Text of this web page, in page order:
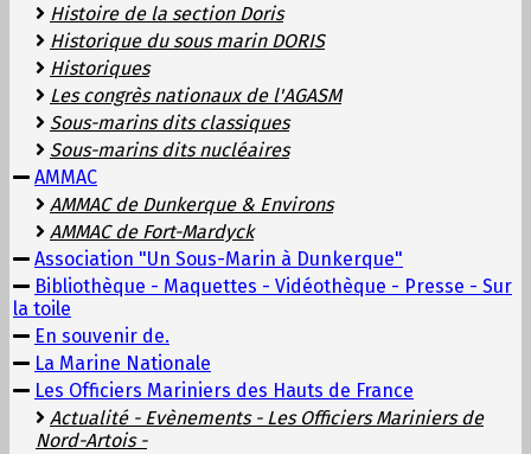
Histoire de la section Doris
Historique du sous marin DORIS
Historiques
Les congrès nationaux de l'AGASM
Sous-marins dits classiques
Sous-marins dits nucléaires
AMMAC
AMMAC de Dunkerque & Environs
AMMAC de Fort-Mardyck
Association "Un Sous-Marin à Dunkerque"
Bibliothèque - Maquettes - Vidéothèque - Presse - Sur
la toile
En souvenir de.
La Marine Nationale
Les Officiers Mariniers des Hauts de France
Actualité - Evènements - Les Officiers Mariniers de
Nord-Artois -